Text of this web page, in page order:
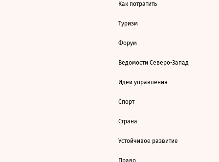
Как потратить
Туризм
Форум
Ведомости Северо-Запад
Идеи управления
Спорт
Страна
Устойчивое развитие
Право